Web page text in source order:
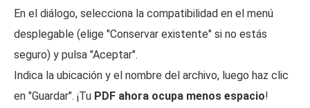
En el diálogo, selecciona la compatibilidad en el menú
desplegable (elige "Conservar existente" si no estás
seguro) y pulsa "Aceptar".
Indica la ubicación y el nombre del archivo, luego haz clic
en "Guardar". ¡Tu PDF ahora ocupa menos espacio!